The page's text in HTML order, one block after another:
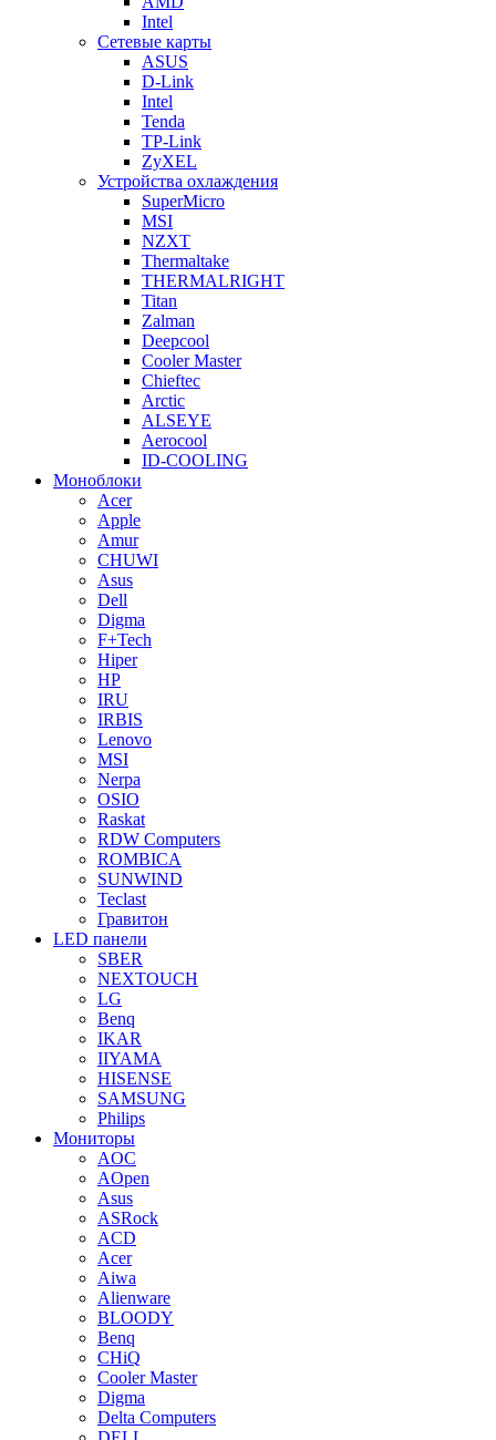
Intel
Сетевые карты
ASUS
D-Link
Intel
Tenda
TP-Link
ZyXEL
Устройства охлаждения
SuperMicro
MSI
NZXT
Thermaltake
THERMALRIGHT
Titan
Zalman
Deepcool
Cooler Master
Chieftec
Arctic
ALSEYE
Aerocool
ID-COOLING
Моноблоки
Acer
Apple
Amur
CHUWI
Asus
Dell
Digma
F+Tech
Hiper
HP
IRU
IRBIS
Lenovo
MSI
Nerpa
OSIO
Raskat
RDW Computers
ROMBICA
SUNWIND
Teclast
Гравитон
LED панели
SBER
NEXTOUCH
LG
Benq
IKAR
IIYAMA
HISENSE
SAMSUNG
Philips
Мониторы
AOC
AOpen
Asus
ASRock
ACD
Acer
Aiwa
Alienware
BLOODY
Benq
CHiQ
Cooler Master
Digma
Delta Computers